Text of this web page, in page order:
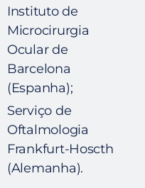
Instituto de
Microcirurgia
Ocular de
Barcelona
(Espanha);
Serviço de
Oftalmologia
Frankfurt-Hoscth
(Alemanha).